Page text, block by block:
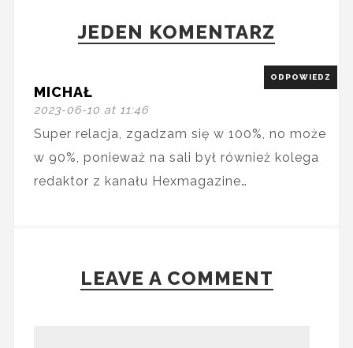
JEDEN KOMENTARZ
MICHAŁ
2023-06-10 at 11:46
ODPOWIEDZ
Super relacja, zgadzam się w 100%, no może
w 90%, ponieważ na sali był również kolega
redaktor z kanału Hexmagazine…
LEAVE A COMMENT